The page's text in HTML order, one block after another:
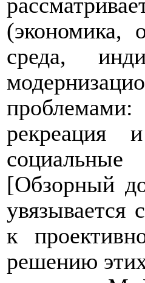
(экономика,
среда,
проблемами:
рекреация
[Обзорный
увязывается
к
решению